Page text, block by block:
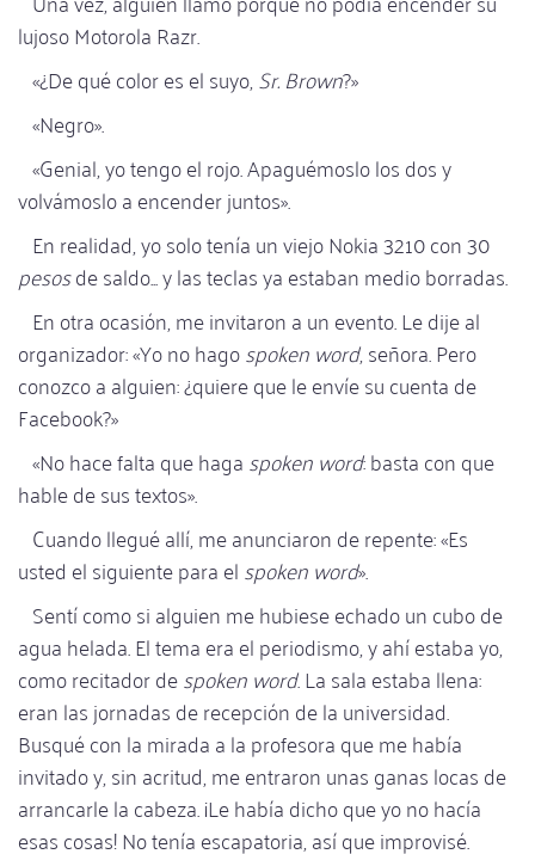
lujoso Motorola Razr.
«¿De qué color es el suyo,Sr. Brown?»
«Negro».
«Genial, yo tengo el rojo. Apaguémoslo los dos y
volvámoslo a encender juntos».
En realidad, yo solo tenía un viejo Nokia 3210 con 30
pesosde saldo... y las teclas ya estaban medio borradas.
En otra ocasión, me invitaron a un evento. Le dije al
organizador: «Yo no hagospoken word, señora. Pero
conozco a alguien: ¿quiere que le envíe su cuenta de
Facebook?»
«No hace falta que hagaspoken word: basta con que
hable de sus textos».
Cuando llegué allí, me anunciaron de repente: «Es
usted el siguiente para elspoken word».
Sentí como si alguien me hubiese echado un cubo de
agua helada. El tema era el periodismo, y ahí estaba yo,
como recitador despoken word. La sala estaba llena:
eran las jornadas de recepción de la universidad.
Busqué con la mirada a la profesora que me había
invitado y, sin acritud, me entraron unas ganas locas de
arrancarle la cabeza. ¡Le había dicho que yo no hacía
esas cosas! No tenía escapatoria, así que improvisé.